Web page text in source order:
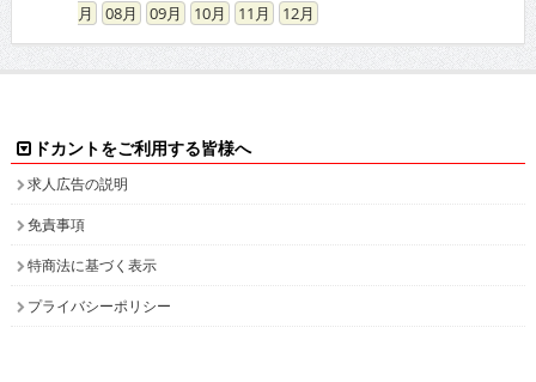
08
09 10 11 12
ドカントをご利用する皆様へ
求人広告の説明
免責事項
特商法に基づく表示
プライバシーポリシー